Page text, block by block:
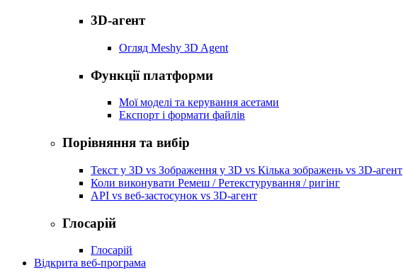
3D-агент
Огляд Meshy 3D Agent
Функції платформи
Мої моделі та керування асетами
Експорт і формати файлів
Порівняння та вибір
Текст у 3D vs Зображення у 3D vs Кілька зображень vs 3D-агент
Коли виконувати Ремеш / Ретекстурування / ригінг
API vs веб-застосунок vs 3D-агент
Глосарій
Глосарій
Відкрита веб-програма